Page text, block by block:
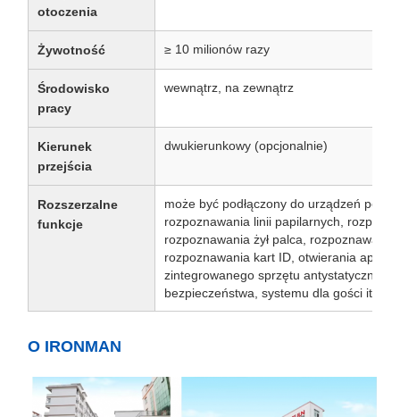
otoczenia
Żywotność ≥ 10 milionów razy
Środowisko
pracy
wewnątrz, na zewnątrz
Kierunek
przejścia
dwukierunkowy (opcjonalnie)
Rozszerzalne
funkcje
może być podłączony do urządzeń
rozpoznawania linii papilarnych,
rozpoznawania żył palca,
rozpoznawania kart ID, otwierania
zintegrowanego sprzętu antystatycznego
bezpieczeństwa, systemu dla gości itp.
O IRONMAN